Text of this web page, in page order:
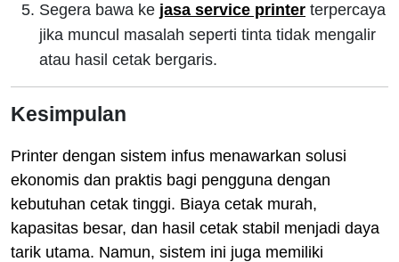
Segera bawa ke jasa service printer terpercaya
jika muncul masalah seperti tinta tidak mengalir
atau hasil cetak bergaris.
Kesimpulan
Printer dengan sistem infus menawarkan solusi
ekonomis dan praktis bagi pengguna dengan
kebutuhan cetak tinggi. Biaya cetak murah,
kapasitas besar, dan hasil cetak stabil menjadi daya
tarik utama. Namun, sistem ini juga memiliki